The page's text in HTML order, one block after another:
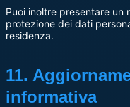
Puoi inoltre presentare un
protezione dei dati
residenza.
11.
informativa